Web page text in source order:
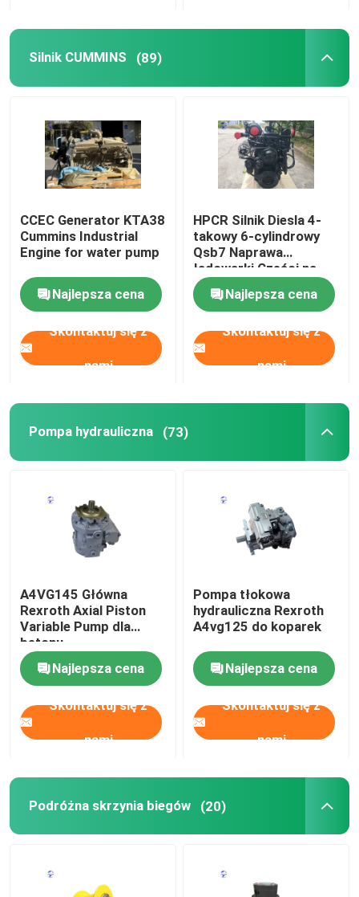
Produkty
O nas
Wycieczka po fabryce
Kontrola jakości
Silnik DEUTZ
Silnik CUMMINS
Podróżna skrzynia biegów
Silnik Kubota
Silnik Yanmara
Silnik Isuzu
Silnik Perkinsa
Silnik Weichai
Silnik CUMMINS (89)
CCEC Generator KTA38
Cummins Industrial
Engine for water pump
Najlepsza cena
Skontaktuj się z
nami
HPCR Silnik Diesla 4-
takowy 6-cylindrowy
Qsb7 Naprawa
ładowarki Części na
magazynie
Najlepsza cena
Skontaktuj się z
nami
Pompa hydrauliczna (73)
A4VG145 Główna
Rexroth Axial Piston
Variable Pump dla
betonu
Najlepsza cena
Skontaktuj się z
nami
Pompa tłokowa
hydrauliczna Rexroth
A4vg125 do koparek
Najlepsza cena
Skontaktuj się z
nami
Podróżna skrzynia biegów (20)